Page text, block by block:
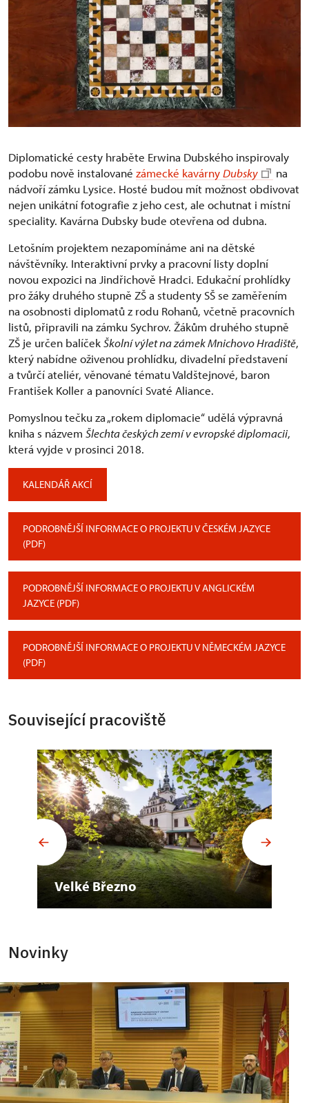
Diplomatické cesty hraběte Erwina Dubského inspirovaly
podobu nově instalované zámecké kavárnyDubsky
na
nádvoří zámku Lysice. Hosté budou mít možnost obdivovat
nejen unikátní fotografie z jeho cest, ale ochutnat i místní
speciality. Kavárna Dubsky bude otevřena od dubna.
Letošním projektem nezapomínáme ani na dětské
návštěvníky. Interaktivní prvky a pracovní listy doplní
novou expozici na Jindřichově Hradci. Edukační prohlídky
pro žáky druhého stupně ZŠ a studenty SŠ se zaměřením
na osobnosti diplomatů z rodu Rohanů, včetně pracovních
listů, připravili na zámku Sychrov. Žákům druhého stupně
ZŠ je určen balíčekŠkolní výlet na zámek Mnichovo Hradiště,
který nabídne oživenou prohlídku, divadelní představení
a tvůrčí ateliér, věnované tématu Valdštejnové, baron
František Koller a panovníci Svaté Aliance.
Pomyslnou tečku za „rokem diplomacie“ udělá výpravná
kniha s názvem Šlechta českých zemí v evropské diplomacii,
která vyjde v prosinci 2018.
KALENDÁŘ AKCÍ
PODROBNĚJŠÍ INFORMACE O PROJEKTU V ČESKÉM JAZYCE
(PDF)
PODROBNĚJŠÍ INFORMACE O PROJEKTU V ANGLICKÉM
JAZYCE (PDF)
PODROBNĚJŠÍ INFORMACE O PROJEKTU V NĚMECKÉM JAZYCE
(PDF)
Související pracoviště
Velké Březno
Novinky